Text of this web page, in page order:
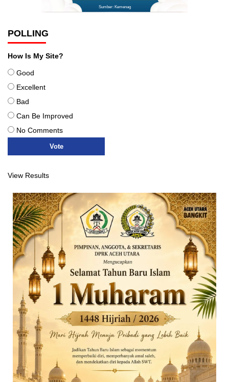
Sumber: Kemenag
POLLING
How Is My Site?
Good
Excellent
Bad
Can Be Improved
No Comments
View Results